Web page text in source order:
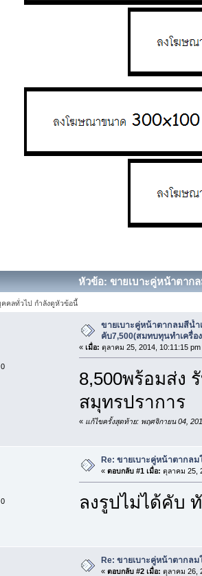
หัวข้อ: ขายเบาะคู่หน้าตาก
คลทั่วไป กำลังดูหัวข้อนี้
ขายเบาะคู่หน้าตากลมสีน้ำ
คับ7,500(สมทบทุนทำเครื่อ
« เมื่อ: ตุลาคม 25, 2014, 10:11:15 pm
8,500พร้อมส่ง
สมุทรปราการ
« แก้ไขครั้งสุดท้าย: พฤศจิกายน 04,
Re: ขายเบาะคู่หน้าตากลม
« ตอบกลับ #1 เมื่อ: ตุลาคม 25,
ลงรูปไม่ได้คับ
Re: ขายเบาะคู่หน้าตากลม
« ตอบกลับ #2 เมื่อ: ตุลาคม 26,